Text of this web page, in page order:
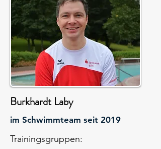
Burkhardt Laby
im Schwimmteam seit 2019
Trainingsgruppen: